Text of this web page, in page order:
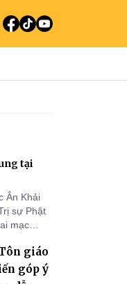
tại
Ân Khải
sự Phật
mạc
khu vực
giáo
góp ý